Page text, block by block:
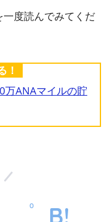
度読んでみてくだ
！
万ANAマイルの貯
0